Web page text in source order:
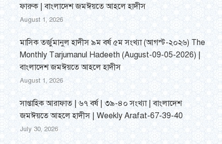
ফারুক | বাংলাদেশ জমঈয়তে আহলে হাদীস
August 1, 2026
মাসিক তর্জুমানুল হাদীস ৯ম বর্ষ ৫ম সংখ্যা (আগস্ট-২০২৬) The
Monthly Tarjumanul Hadeeth (August-09-05-2026) |
বাংলাদেশ জমঈয়তে আহলে হাদীস
August 1, 2026
সাপ্তাহিক আরাফাত | ৬৭ বর্ষ | ৩৯-৪০ সংখ্যা | বাংলাদেশ
জমঈয়তে আহলে হাদীস | Weekly Arafat-67-39-40
July 30, 2026